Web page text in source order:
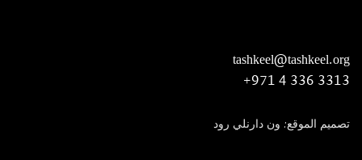
tashkeel@tashkeel.org
+971 4 336 3313
تصميم الموقع: ون دارنلي رود